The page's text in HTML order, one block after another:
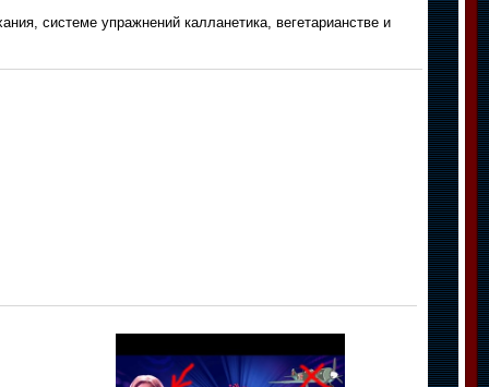
системе упражнений калланетика, вегетарианстве и